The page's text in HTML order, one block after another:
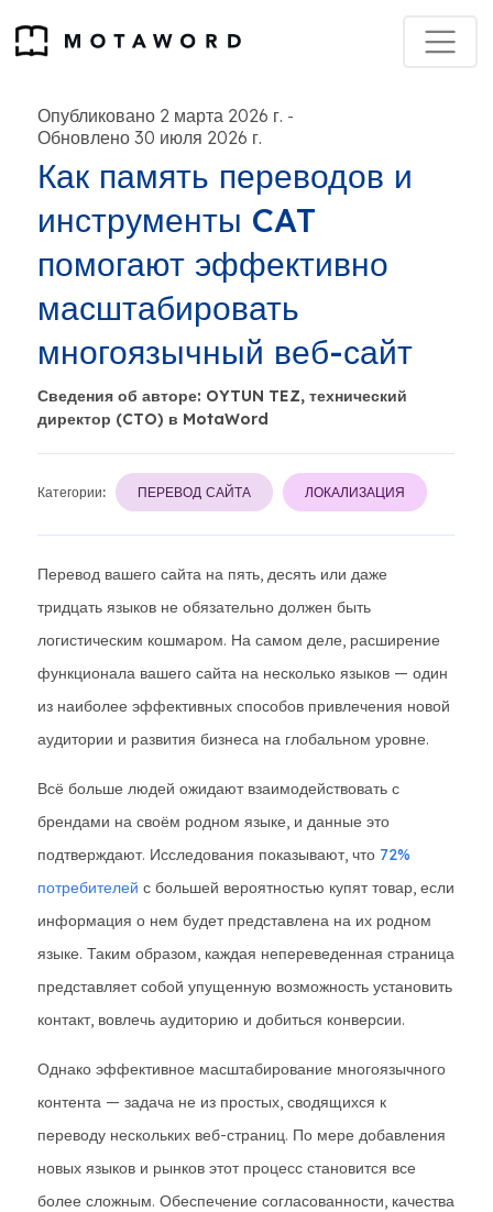
Опубликовано 2 марта 2026 г. -
Обновлено 30 июля 2026 г.
Как память переводов и
инструменты CAT
помогают эффективно
масштабировать
многоязычный веб-сайт
Сведения об авторе: OYTUN TEZ, технический
директор (CTO) в MotaWord
Категории: ПЕРЕВОД САЙТА ЛОКАЛИЗАЦИЯ
Перевод вашего сайта на пять, десять или даже
тридцать языков не обязательно должен быть
логистическим кошмаром. На самом деле, расширение
функционала вашего сайта на несколько языков — один
из наиболее эффективных способов привлечения новой
аудитории и развития бизнеса на глобальном уровне.
Всё больше людей ожидают взаимодействовать с
брендами на своём родном языке, и данные это
подтверждают. Исследования показывают, что 72%
потребителей с большей вероятностью купят товар, если
информация о нем будет представлена ​​на их родном
языке. Таким образом, каждая непереведенная страница
представляет собой упущенную возможность установить
контакт, вовлечь аудиторию и добиться конверсии.
Однако эффективное масштабирование многоязычного
контента — задача не из простых, сводящихся к
переводу нескольких веб-страниц. По мере добавления
новых языков и рынков этот процесс становится все
более сложным. Обеспечение согласованности, качества